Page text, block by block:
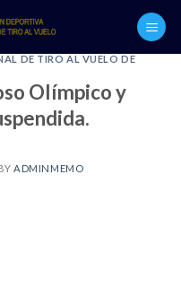
DE TIRO AL VUELO DE
Olímpico y
ADMINMEMO